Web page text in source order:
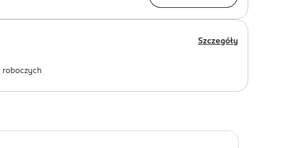
Szczegóły
roboczych